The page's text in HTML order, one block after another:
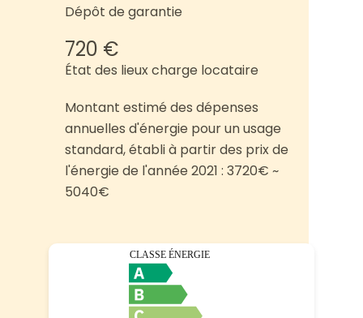
Dépôt de garantie
720 €
État des lieux charge locataire
Montant estimé des dépenses
annuelles d'énergie pour un usage
standard, établi à partir des prix de
l'énergie de l'année 2021 : 3720€ ~
5040€